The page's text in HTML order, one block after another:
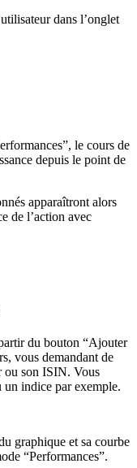
dans l’onglet
le cours de
depuis le point de
apparaîtront alors
de l’action avec
du bouton “Ajouter
vous demandant de
ou son ISIN. Vous
indice par exemple.
graphique et sa courbe
“Performances”.